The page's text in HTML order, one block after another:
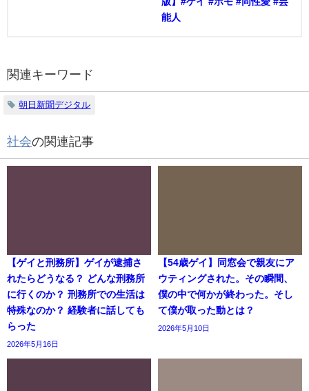
能人
関連キーワード
朝日新聞デジタル
社会の関連記事
【ゲイと刑務所】ゲイが逮捕さ
れたらどうなる？ どんな刑務所
に行くのか？ 刑務所での生活は
特殊なのか？ 経験者に話しても
らった
2026年5月16日
【54歳ゲイ】同窓会で親友にア
ウティングされた。その瞬間、
僕の中で何かが終わった。そし
て僕が取った動とは？
2026年5月10日